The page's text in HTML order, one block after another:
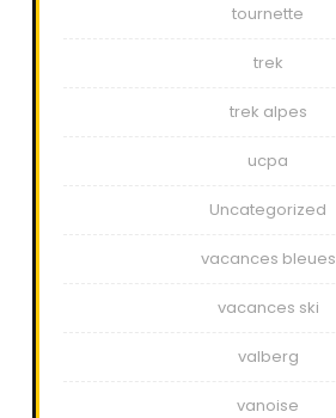
tournette
trek
trek alpes
ucpa
Uncategorized
vacances bleues
vacances ski
valberg
vanoise